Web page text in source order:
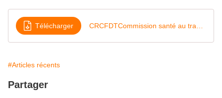
Télécharger
#Articles récents
Partager